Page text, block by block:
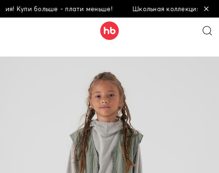
Купи больше - плати меньше! Школьная коллекция! Купи